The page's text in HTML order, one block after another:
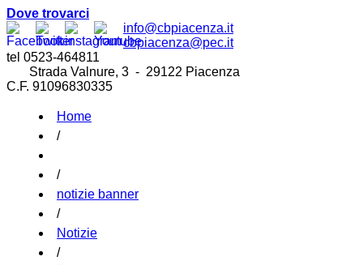
Dove trovarci
info@cbpiacenza.it
cbpiacenza@pec.it
tel 0523-464811
Strada Valnure, 3 - 29122 Piacenza
C.F. 91096830335
Home
/
/
notizie banner
/
Notizie
/